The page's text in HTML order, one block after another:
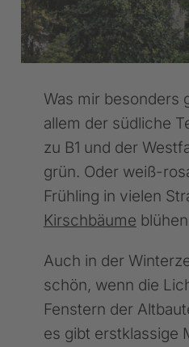
Was mir besonders
allem der südliche
zu B1 und der
grün. Oder weiß-
Frühling in vielen
Kirschbäume
Auch in der
schön, wenn die
Fenstern der
es gibt erstklassige